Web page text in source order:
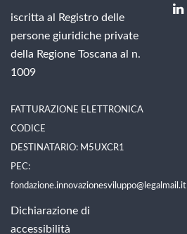
iscritta al Registro delle
persone giuridiche private
della Regione Toscana al n.
1009
FATTURAZIONE ELETTRONICA
CODICE
DESTINATARIO: M5UXCR1
PEC:
fondazione.innovazionesviluppo@legalmail.it
Dichiarazione di
accessibilità